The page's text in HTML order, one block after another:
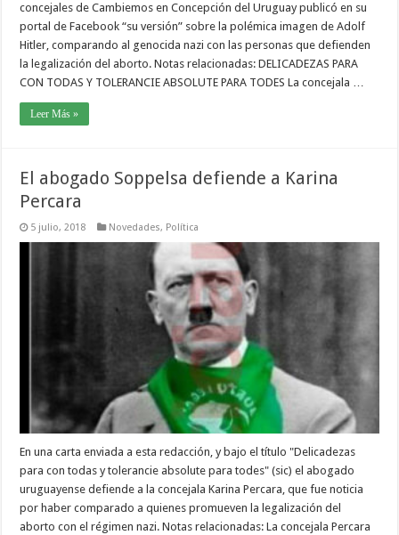
concejales de Cambiemos en Concepción del Uruguay publicó en su
portal de Facebook “su versión” sobre la polémica imagen de Adolf
Hitler, comparando al genocida nazi con las personas que defienden
la legalización del aborto. Notas relacionadas: DELICADEZAS PARA
CON TODAS Y TOLERANCIE ABSOLUTE PARA TODES La concejala …
Leer Más »
El abogado Soppelsa defiende a Karina
Percara
5 julio, 2018 Novedades, Política
En una carta enviada a esta redacción, y bajo el título "Delicadezas
para con todas y tolerancie absolute para todes" (sic) el abogado
uruguayense defiende a la concejala Karina Percara, que fue noticia
por haber comparado a quienes promueven la legalización del
aborto con el régimen nazi. Notas relacionadas: La concejala Percara